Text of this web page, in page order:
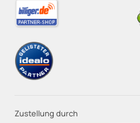
Zustellung durch